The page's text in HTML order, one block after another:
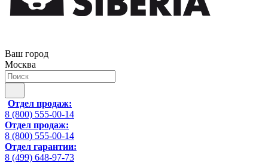
Ваш город
Москва
Отдел продаж:
8 (800) 555-00-14
Отдел продаж:
8 (800) 555-00-14
Отдел гарантии:
8 (499) 648-97-73